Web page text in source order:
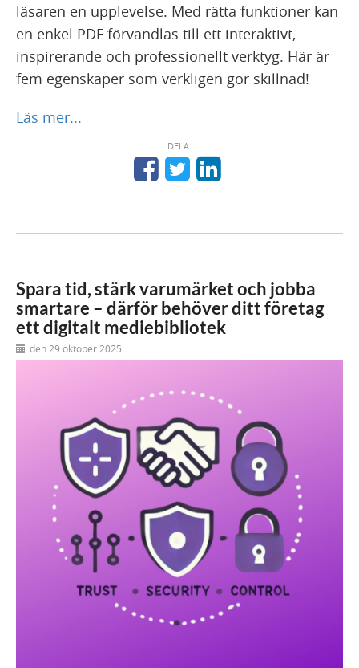
läsaren en upplevelse. Med rätta funktioner kan
en enkel PDF förvandlas till ett interaktivt,
inspirerande och professionellt verktyg. Här är
fem egenskaper som verkligen gör skillnad!
Läs mer...
DELA:
Spara tid, stärk varumärket och jobba
smartare – därför behöver ditt företag
ett digitalt mediebibliotek
den 29 oktober 2025